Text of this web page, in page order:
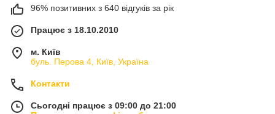
96% позитивних з 640 відгуків за рік
Працює з 18.10.2010
м. Київ
буль. Перова 4, Київ, Україна
Контакти
Сьогодні працює з 09:00 до 21:00